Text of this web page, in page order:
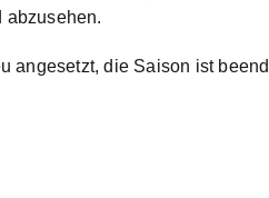
abzusehen.
angesetzt, die Saison ist